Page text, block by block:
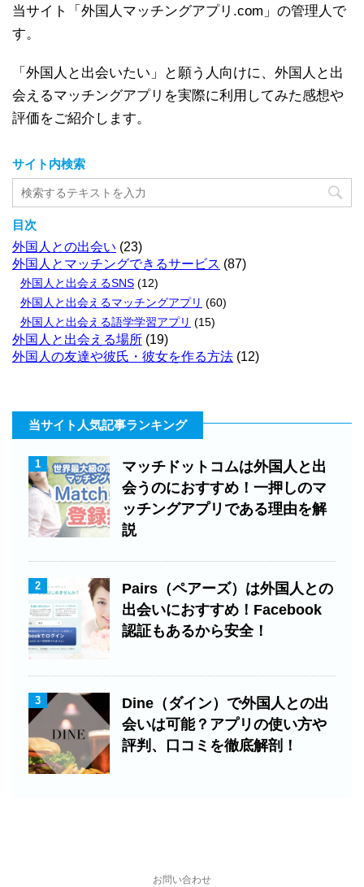
当サイト「外国人マッチングアプリ.com」の管理人で
す。
「外国人と出会いたい」と願う人向けに、外国人と出
会えるマッチングアプリを実際に利用してみた感想や
評価をご紹介します。
サイト内検索
目次
外国人との出会い (23)
外国人とマッチングできるサービス (87)
外国人と出会えるSNS (12)
外国人と出会えるマッチングアプリ (60)
外国人と出会える語学学習アプリ (15)
外国人と出会える場所 (19)
外国人の友達や彼氏・彼女を作る方法 (12)
当サイト人気記事ランキング
1
マッチドットコムは外国人と出
会うのにおすすめ！一押しのマ
ッチングアプリである理由を解
説
2
Pairs（ペアーズ）は外国人との
出会いにおすすめ！Facebook
認証もあるから安全！
3
Dine（ダイン）で外国人との出
会いは可能？アプリの使い方や
評判、口コミを徹底解剖！
お問い合わせ